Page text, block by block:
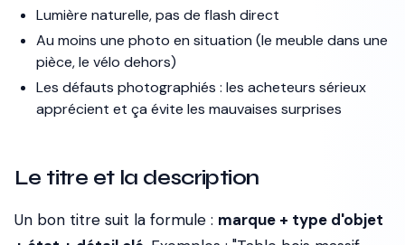
Lumière naturelle, pas de flash direct
Au moins une photo en situation (le meuble dans une
pièce, le vélo dehors)
Les défauts photographiés : les acheteurs sérieux
apprécient et ça évite les mauvaises surprises
Le titre et la description
Un bon titre suit la formule : marque + type d'objet